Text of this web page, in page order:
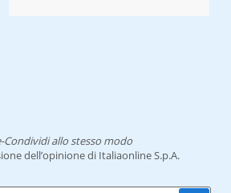
allo stesso modo
dell’opinione di Italiaonline S.p.A.